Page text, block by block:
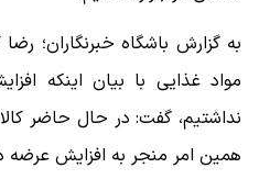
به گزارش باشگاه خبرنگاران؛
مواد غذایی با بیان اینکه
نداشتیم، گفت: در حال حاضر
همین امر منجر به افزایش عرضه